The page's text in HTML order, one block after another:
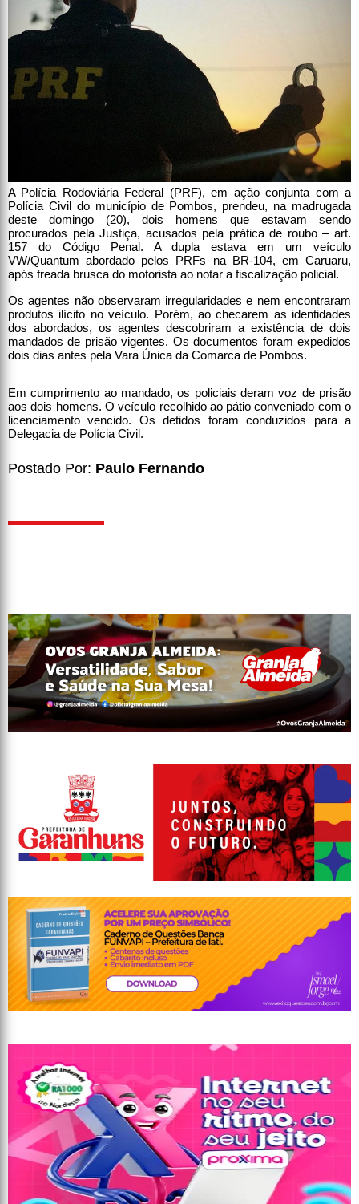
A Polícia Rodoviária Federal (PRF), em ação conjunta com a
Polícia Civil do município de Pombos, prendeu, na madrugada
deste domingo (20), dois homens que estavam sendo
procurados pela Justiça, acusados pela prática de roubo – art.
157 do Código Penal. A dupla estava em um veículo
VW/Quantum abordado pelos PRFs na BR-104, em Caruaru,
após freada brusca do motorista ao notar a fiscalização policial.
Os agentes não observaram irregularidades e nem encontraram
produtos ilícito no veículo. Porém, ao checarem as identidades
dos abordados, os agentes descobriram a existência de dois
mandados de prisão vigentes. Os documentos foram expedidos
dois dias antes pela Vara Única da Comarca de Pombos.
Em cumprimento ao mandado, os policiais deram voz de prisão
aos dois homens. O veículo recolhido ao pátio conveniado com o
licenciamento vencido. Os detidos foram conduzidos para a
Delegacia de Polícia Civil.
Postado Por: Paulo Fernando